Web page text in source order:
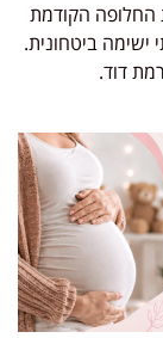
הקודמת
ביטחונית.
דוד.